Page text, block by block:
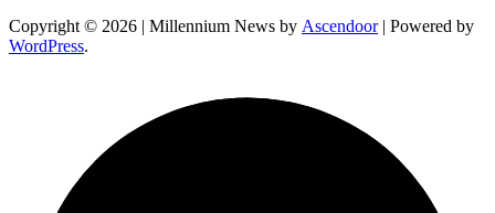
Copyright © 2026 | Millennium News by Ascendoor| Powered by
WordPress.